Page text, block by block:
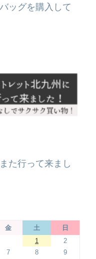
ッグを購入して
た行って来まし
金 土
日
1
2
7 8
9